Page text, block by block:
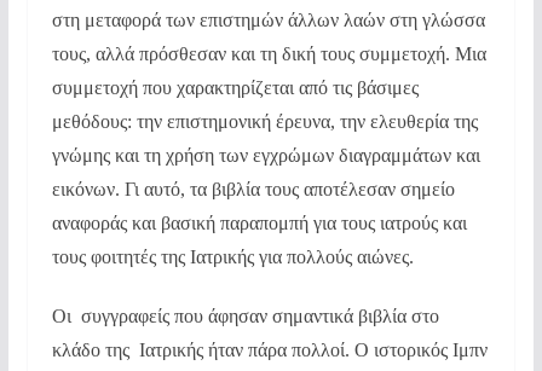
στη μεταφορά των επιστημών άλλων λαών στη γλώσσα
τους, αλλά πρόσθεσαν και τη δική τους συμμετοχή. Μια
συμμετοχή που χαρακτηρίζεται από τις βάσιμες
μεθόδους: την επιστημονική έρευνα, την ελευθερία της
γνώμης και τη χρήση των εγχρώμων διαγραμμάτων και
εικόνων. Γι αυτό, τα βιβλία τους αποτέλεσαν σημείο
αναφοράς και βασική παραπομπή για τους ιατρούς και
τους φοιτητές της Ιατρικής για πολλούς αιώνες.
Οι συγγραφείς που άφησαν σημαντικά βιβλία στο
κλάδο της Ιατρικής ήταν πάρα πολλοί. Ο ιστορικός Ιμπν